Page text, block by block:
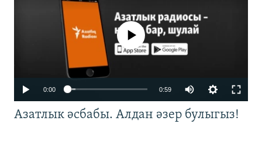
No media source currently available
0:00 0:59
Азатлык әсбабы. Алдан әзер булыгыз!